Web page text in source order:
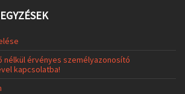
nélkül érvényes személyazonosító
kapcsolatba!